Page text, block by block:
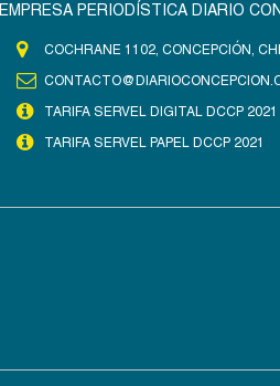
EMPRESA PERIODÍSTICA DIARIO
COCHRANE 1102, CONCEPCIÓN,
TARIFA SERVEL DIGITAL DCCP 2021
TARIFA SERVEL PAPEL DCCP 2021